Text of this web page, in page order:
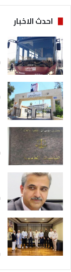
ن
خ
و
س
ي
ه
احدث الاخبار